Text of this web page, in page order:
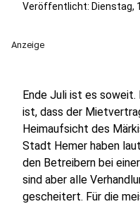
Veröffentlicht: Dienstag,
Anzeige
Ende Juli ist es soweit.
ist, dass der
Heimaufsicht des
Stadt Hemer haben
den Betreibern bei
sind aber alle
gescheitert. Für die